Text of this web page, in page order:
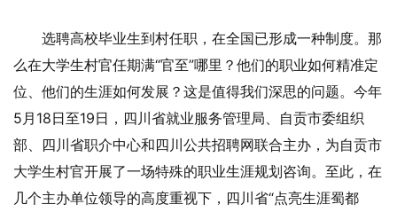
选聘高校毕业生到村任职，在全国已形成一种制度。那
么在大学生村官任期满“官至”哪里？他们的职业如何精准定
位、他们的生涯如何发展？这是值得我们深思的问题。今年
5月18日至19日，四川省就业服务管理局、自贡市委组织
部、四川省职介中心和四川公共招聘网联合主办，为自贡市
大学生村官开展了一场特殊的职业生涯规划咨询。至此，在
几个主办单位领导的高度重视下，四川省“点亮生涯蜀都